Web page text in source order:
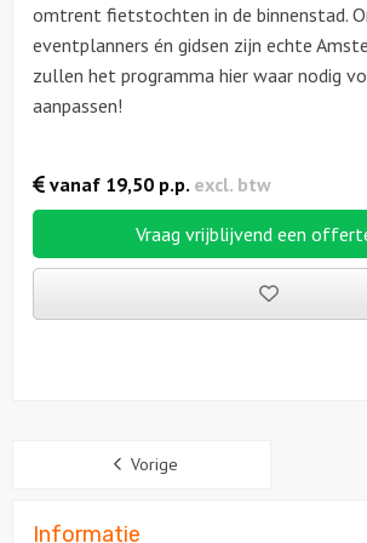
omtrent fietstochten in de binnenstad.
eventplanners én gidsen zijn echte
zullen het programma hier waar nodig
aanpassen!
Vraag vrijblijvend een
uitjes
vanaf 19,50 p.p. excl. btw
Vorige
Informatie